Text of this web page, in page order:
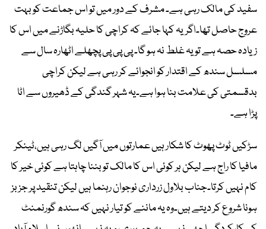
سفید کی مالک رہی ہے۔ مشرف کے دور میں تو اس جماعت کو بہت
عروج حاصل تھا۔اگریہ کہا جائے کہ کراچی کا حلیہ بگاڑنے میں اس کا
زیادہ حصہ ہے تو یہ غلط نہ ہو گا۔ پی پی پی پچھلے اٹھارہ سال سے
مسلسل سندھ کے اقتدار کو انجوائے کر رہی ہے لیکن کراچی
بدقسمتی کی علامت بنا ہوا ہے۔یہ شہر گندگی کے ڈھیروں سے اٹا
پڑا ہے۔
سڑکیں ٹوٹ پھوٹ کا شکار ہیں عمارتوں میں آگیں لگ رہی ہیں،ٹینکر
مافیا کا راج ہے لیکن ہر کوئی اس کا مالک تو بننا چاہتا ہے کوئی خیر کا
کام نہیں کرتا۔جناب بلاول زرداری نوجوان رہنما ہیں لیکن تنقید پر جزبز
ہونا شروع کر دیتے ہیں۔وہ یہ ماننے کو تیار نہیں کہ سندھ گورنمنٹ